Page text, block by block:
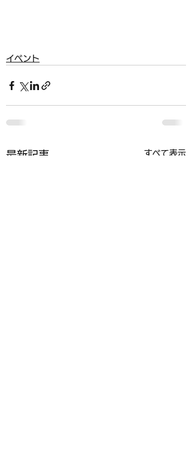
イベント
最新記事 すべて表示